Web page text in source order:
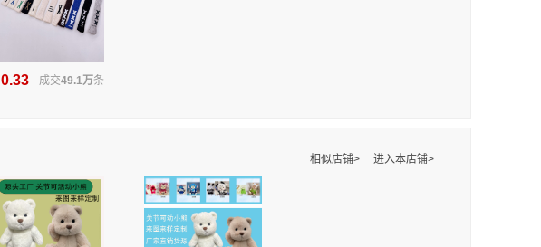
0.33 成交49.1万条
相似店铺> 进入本店铺>